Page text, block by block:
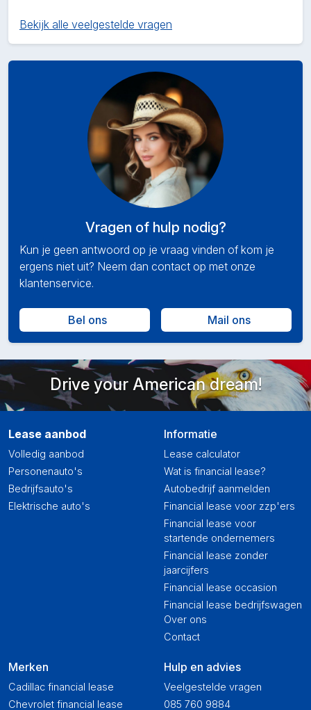
Bekijk alle veelgestelde vragen
Vragen of hulp nodig?
Kun je geen antwoord op je vraag vinden of kom je
ergens niet uit? Neem dan contact op met onze
klantenservice.
Bel ons Mail ons
Drive your American dream!
Lease aanbod
Volledig aanbod
Personenauto's
Bedrijfsauto's
Elektrische auto's
Merken
Cadillac financial lease
Chevrolet financial lease
Informatie
Lease calculator
Wat is financial lease?
Autobedrijf aanmelden
Financial lease voor zzp'ers
Financial lease voor
startende ondernemers
Financial lease zonder
jaarcijfers
Financial lease occasion
Financial lease bedrijfswagen
Over ons
Contact
Hulp en advies
Veelgestelde vragen
085 760 9884